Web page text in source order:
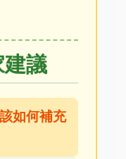
議
如何補充